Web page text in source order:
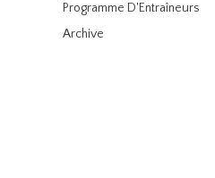
Programme D'Entraîneurs
Archive